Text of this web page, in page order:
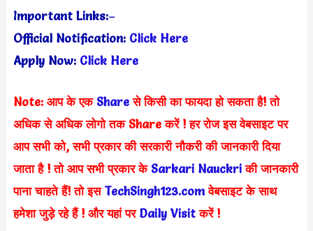
Important Links:–
Official Notification: Click Here
Apply Now: Click Here
Note: आप के एक Shareसे किसी का फायदा हो सकता है! तो
अधिक से अधिक लोगो तक Share करें ! हर रोज इस वेबसाइट पर
आप सभी को, सभी प्रकार की सरकारी नौकरी की जानकारी दिया
जाता है ! तो आप सभी प्रकार के Sarkari Nauckriकी जानकारी
पाना चाहते हैं! तो इसTechSingh123.comवेबसाइट के साथ
हमेशा जुड़े रहे हैं ! और यहां परDaily Visitकरें !